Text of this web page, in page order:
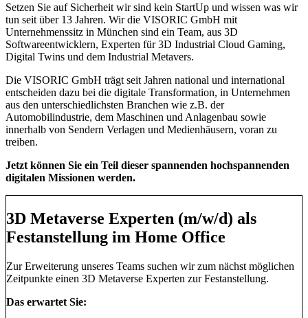
Setzen Sie auf Sicherheit wir sind kein StartUp und wissen was wir
tun seit über 13 Jahren. Wir die VISORIC GmbH mit
Unternehmenssitz in München sind ein Team, aus 3D
Softwareentwicklern, Experten für 3D Industrial Cloud Gaming,
Digital Twins und dem Industrial Metavers.
Die VISORIC GmbH trägt seit Jahren national und international
entscheiden dazu bei die digitale Transformation, in Unternehmen
aus den unterschiedlichsten Branchen wie z.B. der
Automobilindustrie, dem Maschinen und Anlagenbau sowie
innerhalb von Sendern Verlagen und Medienhäusern, voran zu
treiben.
Jetzt können Sie ein Teil dieser spannenden hochspannenden
digitalen Missionen werden.
3D Metaverse Experten (m/w/d) als
Festanstellung im Home Office
Zur Erweiterung unseres Teams suchen wir zum nächst möglichen
Zeitpunkte einen 3D­ Metaverse Experten zur Festanstellung.
Das erwartet Sie: